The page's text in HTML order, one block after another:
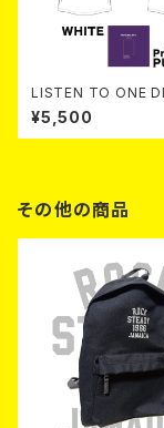
LISTEN TO ONE
THERS TEE 【 White
¥5,500
その他の商品